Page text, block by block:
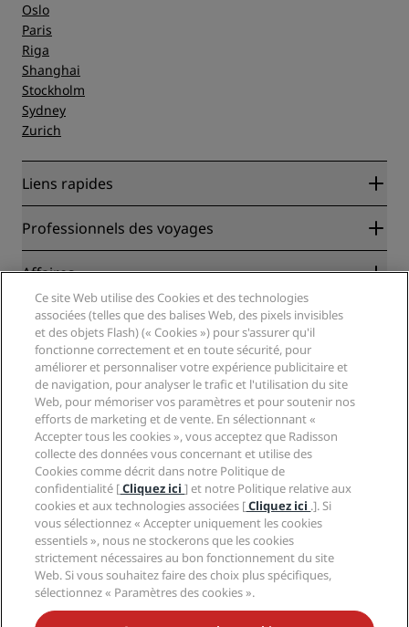
Oslo
Paris
Riga
Shanghai
Stockholm
Sydney
Zurich
Liens rapides
Radisson Rewards
Blog
Nouveaux et futurs hôtels
Application Radisson Hotels
Hôtels adaptés aux sportifs
Hôtels adaptés aux Familles
Santé et sécurité
Professionnels des voyages
Partenaires
Agents de voyages
Affaires
Radisson Hotel Group
Médias
Carrières RHG
Carrières PPHE
Carrières EHL
The Club by RHG
Opportunités de développement
Entreprise responsable
Approvisionnement
Légal
Centre de confidentialité
Mentions légales
Conditions générales Radisson Rewards
Contrat d’utilisation du site
Accessibilité numérique
Déclaration sur l’esclavage moderne
Aide
Avis aux consommateurs
Contact
FAQ
Plan du site
Médias sociaux
Marques Radisson Hotels
NE MANQUEZ AUCUNE DE NOS OFFRES LES PLUS
Ce site Web utilise des Cookies et des technologies
associées (telles que des balises Web, des pixels invisibles
et des objets Flash) (« Cookies ») pour s'assurer qu'il
fonctionne correctement et en toute sécurité, pour
améliorer et personnaliser votre expérience publicitaire et
de navigation, pour analyser le trafic et l'utilisation du site
Web, pour mémoriser vos paramètres et pour soutenir nos
efforts de marketing et de vente. En sélectionnant «
Accepter tous les cookies », vous acceptez que Radisson
collecte des données vous concernant et utilise des
Cookies comme décrit dans notre Politique de
confidentialité [Cliquez ici] et notre Politique relative aux
cookies et aux technologies associées [Cliquez ici .]. Si
vous sélectionnez « Accepter uniquement les cookies
essentiels », nous ne stockerons que les cookies
strictement nécessaires au bon fonctionnement du site
Web. Si vous souhaitez faire des choix plus spécifiques,
sélectionnez « Paramètres des cookies ».